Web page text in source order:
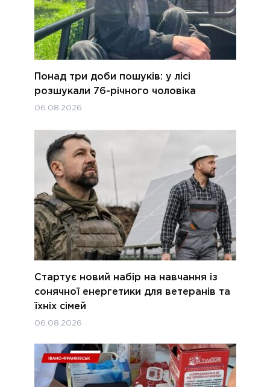
Понад три доби пошуків: у лісі
розшукали 76-річного чоловіка
06.08.2026
Стартує новий набір на навчання із
сонячної енергетики для ветеранів та
їхніх сімей
06.08.2026